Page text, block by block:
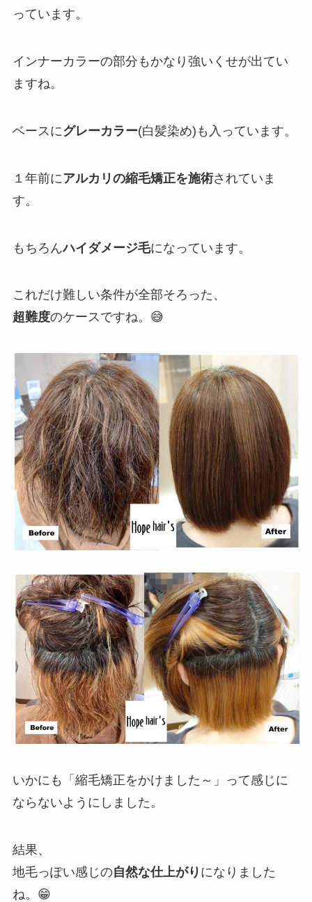
っています。
インナーカラーの部分もかなり強いくせが出てい
ますね。
ベースにグレーカラー(白髪染め)も入っています。
１年前にアルカリの縮毛矯正を施術されていま
す。
もちろんハイダメージ毛になっています。
これだけ難しい条件が全部そろった、
超難度のケースですね。😅
いかにも「縮毛矯正をかけました～」って感じに
ならないようにしました。
結果、
地毛っぽい感じの自然な仕上がり になりました
ね。😁